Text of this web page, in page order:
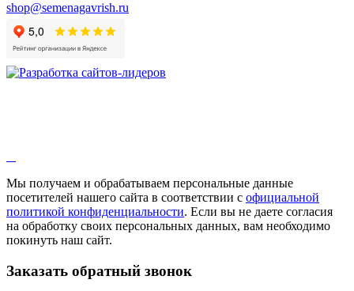
shop@semenagavrish.ru
Мы получаем и обрабатываем персональные данные
посетителей нашего сайта в соответствии с официальной
политикой конфиденциальности. Если вы не даете согласия
на обработку своих персональных данных, вам необходимо
покинуть наш сайт.
Заказать обратный звонок